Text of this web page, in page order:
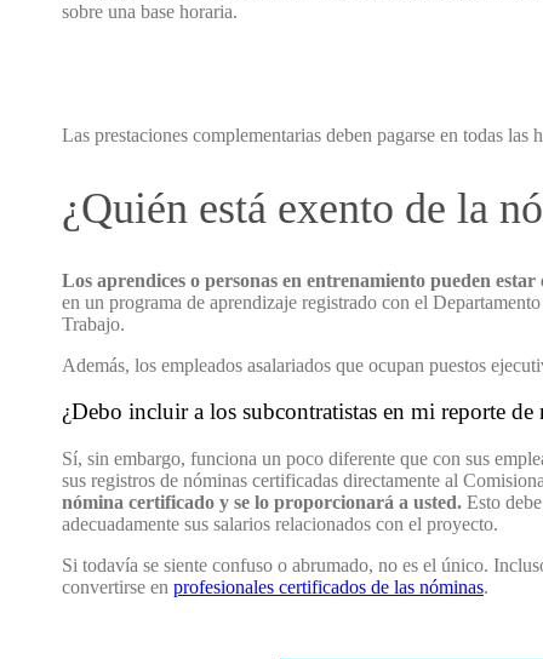
sobre una base horaria.
Las prestaciones complementarias deben pagarse en todas las
¿Quién está exento de la
Los aprendices o personas en entrenamiento pueden estar
en un programa de aprendizaje registrado con el
Trabajo.
Además, los empleados asalariados que ocupan puestos
¿Debo incluir a los subcontratistas en mi reporte de
Sí, sin embargo, funciona un poco diferente que con sus
sus registros de nóminas certificadas directamente al
nómina certificado y se lo proporcionará a usted. Esto
adecuadamente sus salarios relacionados con el proyecto.
Si todavía se siente confuso o abrumado, no es el único.
convertirse en profesionales certificados de las nóminas.